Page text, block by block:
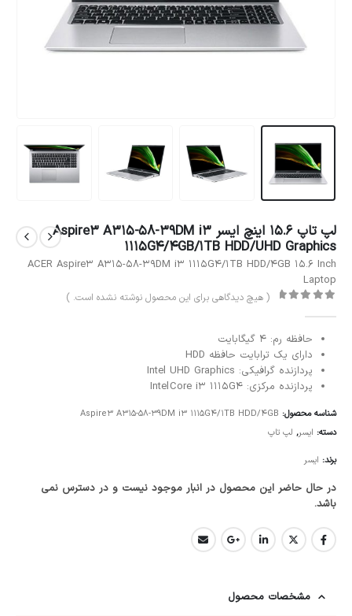
لپ تاپ 15.6 اینچ ایسر Aspire3 A315-58-39DM i3
1115G4/4GB/1TB HDD/UHD Graphics
ACER Aspire3 A315-58-39DM i3 1115G4/1TB HDD/4GB 15.6 Inch
Laptop
( هیچ دیدگاهی برای این محصول نوشته نشده است. )
حافظه رم: 4 گیگابایت
دارای یک ترابایت حافظه HDD
پردازنده گرافیکی: Intel UHD Graphics
پردازنده مرکزی: Intel
Core i3 1115G4
شناسه محصول: Aspire3 A315-58-39DM i3 1115G4/1TB HDD/4GB
دسته: ایسر, لپ تاپ
برند: ایسر
در حال حاضر این محصول در انبار موجود نیست و در دسترس نمی
باشد.
مشخصات محصول